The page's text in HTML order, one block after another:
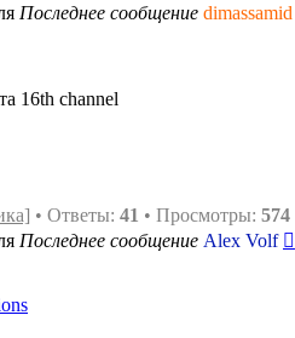
Последнее сообщение dimassamid
16th channel
• Ответы: 41 • Просмотры: 574
Последнее сообщение Alex Volf